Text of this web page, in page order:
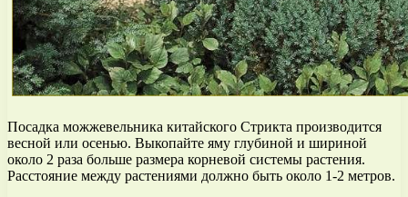
Посадка можжевельника китайского Стрикта производится
весной или осенью. Выкопайте яму глубиной и шириной
около 2 раза больше размера корневой системы растения.
Расстояние между растениями должно быть около 1-2 метров.